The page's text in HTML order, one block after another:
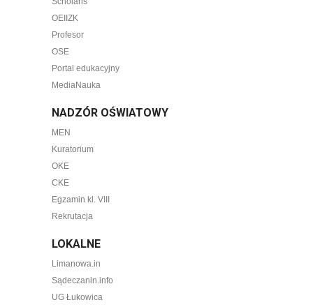
OEIIZK
Profesor
OSE
Portal edukacyjny
MediaNauka
NADZÓR OŚWIATOWY
MEN
Kuratorium
OKE
CKE
Egzamin kl. VIII
Rekrutacja
LOKALNE
Limanowa.in
Sądeczanin.info
UG Łukowica